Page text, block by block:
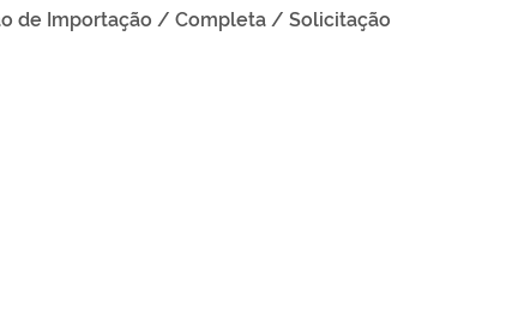
de Importação / Completa / Solicitação